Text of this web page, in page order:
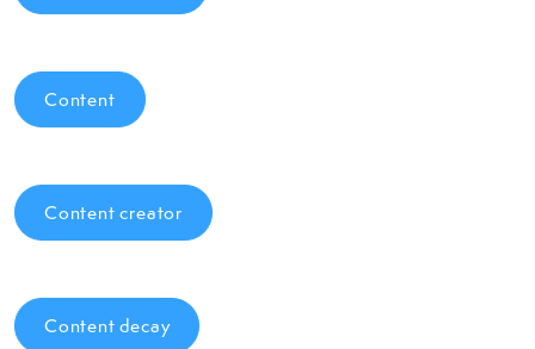
Content
Content creator
Content decay